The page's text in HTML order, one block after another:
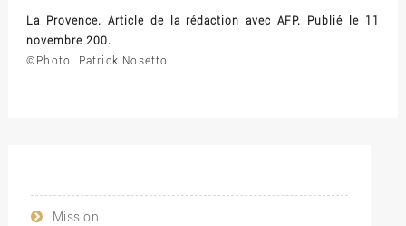
La Provence. Article de la rédaction avec AFP. Publié le 11
novembre 200.
©Photo: Patrick Nosetto
Mission